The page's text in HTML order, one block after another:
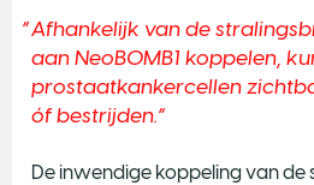
Afhankelijk van de
aan NeoBOMB1 koppelen,
prostaatkankercellen
óf bestrijden.
De inwendige koppeling van de